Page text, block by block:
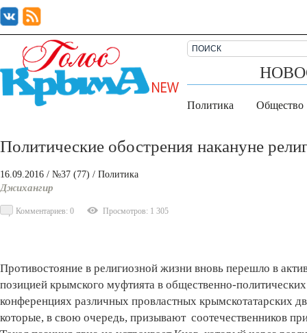
Политика Общество
Политические обострения накануне
16.09.2016 / №37 (77) / Политика
Джихангир
Комментариев: 0 Просмотров: 1 305
Противостояние в религиозной жизни вновь перешло в
позицией крымского муфтията в общественно-
конференциях различных провластных крымскотатарских
которые, в свою очередь, призывают соотечественников